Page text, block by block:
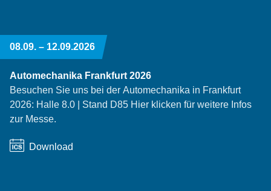
08.09. – 12.09.2026
Automechanika Frankfurt 2026
Besuchen Sie uns bei der Automechanika in Frankfurt
2026: Halle 8.0 | Stand D85 Hier klicken für weitere Infos
zur Messe.
Download